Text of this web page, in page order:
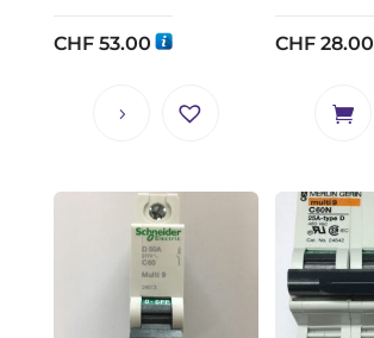
CHF53.00 CHF 28.00